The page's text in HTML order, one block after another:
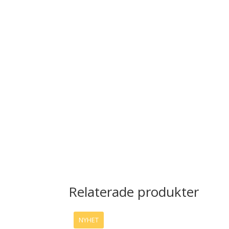
Relaterade produkter
NYHET